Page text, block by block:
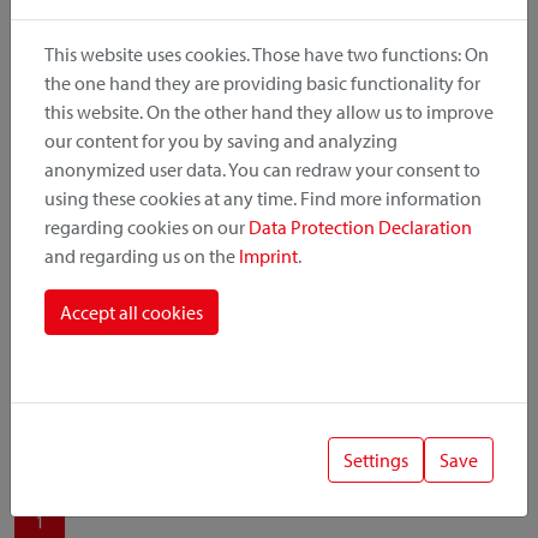
produit, le point de montage et le système de fixation.
Catégorie de produit
Position de montage
Système de fixation
1
This website uses cookies. Those have two functions: On
the one hand they are providing basic functionality for
this website. On the other hand they allow us to improve
our content for you by saving and analyzing
anonymized user data. You can redraw your consent to
using these cookies at any time. Find more information
regarding cookies on our Data Protection Declaration
and regarding us on the Imprint.
Accept all cookies
Settings Save